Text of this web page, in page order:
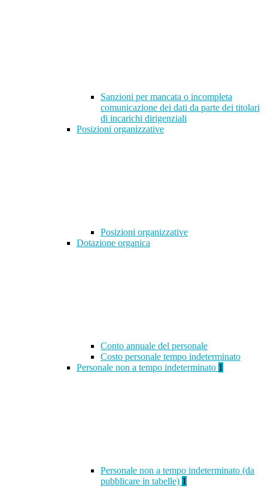
Sanzioni per mancata o incompleta
comunicazione dei dati da parte dei titolari
di incarichi dirigenziali
Posizioni organizzative
Posizioni organizzative
Dotazione organica
Conto annuale del personale
Costo personale tempo indeterminato
Personale non a tempo indeterminato 1
Personale non a tempo indeterminato (da
pubblicare in tabelle) 1